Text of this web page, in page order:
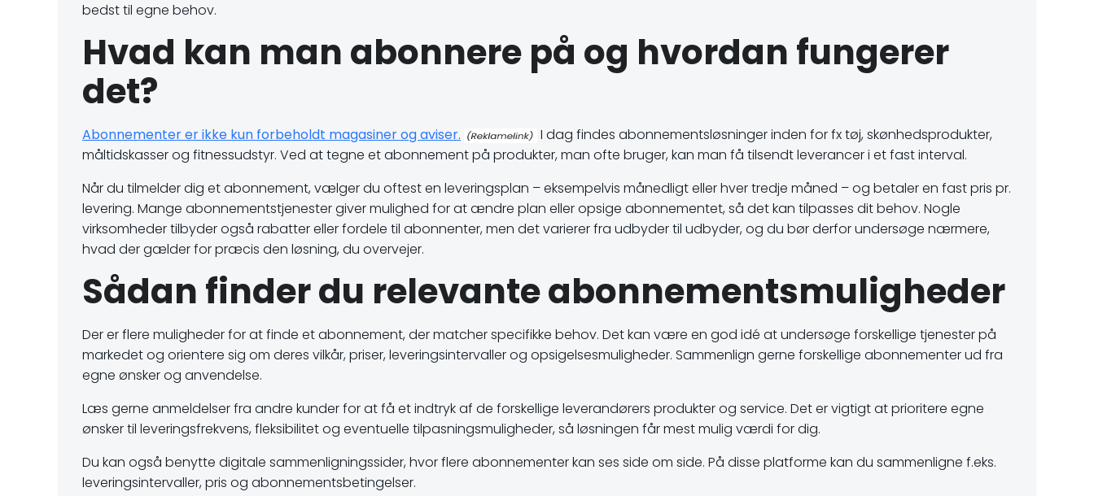
bedst til egne behov.
Hvad kan man abonnere på og hvordan fungerer
det?
Abonnementer er ikke kun forbeholdt magasiner og aviser.
I dag findes abonnementsløsninger inden for fx tøj, skønhedsprodukter,
måltidskasser og fitnessudstyr. Ved at tegne et abonnement på produkter, man ofte bruger, kan man få tilsendt leverancer i et fast interval.
Når du tilmelder dig et abonnement, vælger du oftest en leveringsplan – eksempelvis månedligt eller hver tredje måned – og betaler en fast pris pr.
levering. Mange abonnementstjenester giver mulighed for at ændre plan eller opsige abonnementet, så det kan tilpasses dit behov. Nogle
virksomheder tilbyder også rabatter eller fordele til abonnenter, men det varierer fra udbyder til udbyder, og du bør derfor undersøge nærmere,
hvad der gælder for præcis den løsning, du overvejer.
Sådan finder du relevante abonnementsmuligheder
Der er flere muligheder for at finde et abonnement, der matcher specifikke behov. Det kan være en god idé at undersøge forskellige tjenester på
markedet og orientere sig om deres vilkår, priser, leveringsintervaller og opsigelsesmuligheder. Sammenlign gerne forskellige abonnementer ud fra
egne ønsker og anvendelse.
Læs gerne anmeldelser fra andre kunder for at få et indtryk af de forskellige leverandørers produkter og service. Det er vigtigt at prioritere egne
ønsker til leveringsfrekvens, fleksibilitet og eventuelle tilpasningsmuligheder, så løsningen får mest mulig værdi for dig.
Du kan også benytte digitale sammenligningssider, hvor flere abonnementer kan ses side om side. På disse platforme kan du sammenligne f.eks.
leveringsintervaller, pris og abonnementsbetingelser.